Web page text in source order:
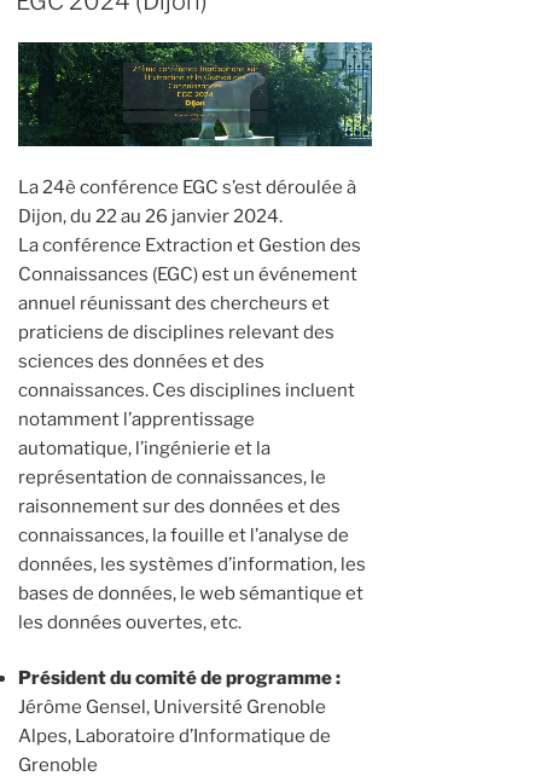
La 24è conférence EGC s’est déroulée à
Dijon, du 22 au 26 janvier 2024.
La conférence Extraction et Gestion des
Connaissances (EGC) est un événement
annuel réunissant des chercheurs et
praticiens de disciplines relevant des
sciences des données et des
connaissances. Ces disciplines incluent
notamment l’apprentissage
automatique, l’ingénierie et la
représentation de connaissances, le
raisonnement sur des données et des
connaissances, la fouille et l’analyse de
données, les systèmes d’information, les
bases de données, le web sémantique et
les données ouvertes, etc.
Président du comité de programme :
Jérôme Gensel, Université Grenoble
Alpes, Laboratoire d’Informatique de
Grenoble